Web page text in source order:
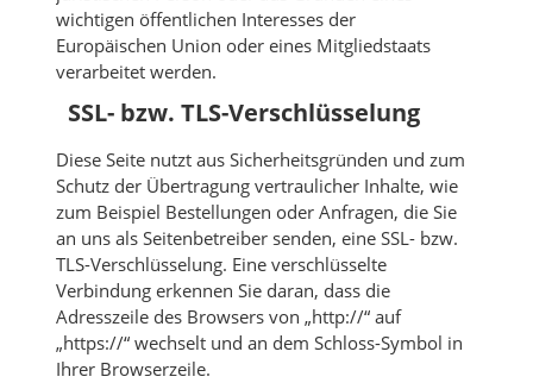
wichtigen öffentlichen Interesses der
Europäischen Union oder eines Mitgliedstaats
verarbeitet werden.
SSL- bzw. TLS-Verschlüsselung
Diese Seite nutzt aus Sicherheitsgründen und zum
Schutz der Übertragung vertraulicher Inhalte, wie
zum Beispiel Bestellungen oder Anfragen, die Sie
an uns als Seitenbetreiber senden, eine SSL- bzw.
TLS-Verschlüsselung. Eine verschlüsselte
Verbindung erkennen Sie daran, dass die
Adresszeile des Browsers von „http://“ auf
„https://“ wechselt und an dem Schloss-Symbol in
Ihrer Browserzeile.